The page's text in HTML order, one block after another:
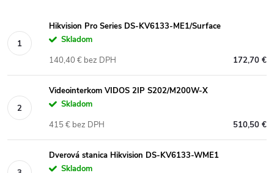
Hikvision Pro Series DS-KV6133-ME1/Surface
Skladom
172,70 €
140,40 € bez DPH
Videointerkom VIDOS 2IP S202/M200W-X
Skladom
510,50 €
415 € bez DPH
Dverová stanica Hikvision DS-KV6133-WME1
Skladom